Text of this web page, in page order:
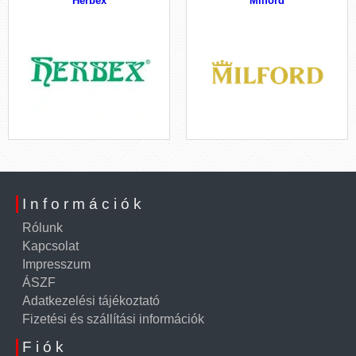
Információk
Rólunk
Kapcsolat
Impresszum
ÁSZF
Adatkezelési tájékoztató
Fizetési és szállítási információk
Fiók